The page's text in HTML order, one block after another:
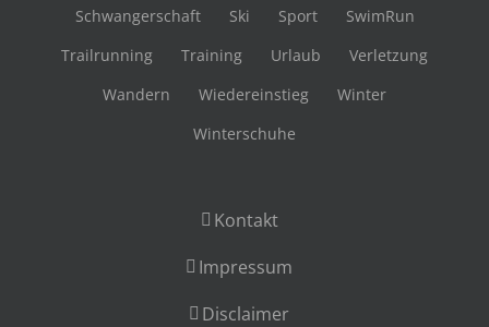
Schwangerschaft
Ski Sport
SwimRun
Trailrunning
Training Urlaub
Verletzung
Wandern
Wiedereinstieg
Winter
Winterschuhe
Kontakt
Impressum
Disclaimer